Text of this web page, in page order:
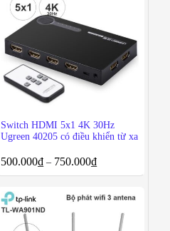
Switch HDMI 5x1 4K 30Hz
Ugreen 40205 có điều khiển từ xa
500.000₫ – 750.000₫